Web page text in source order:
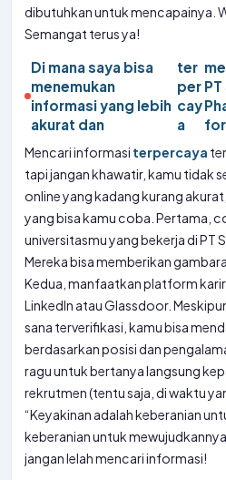
dibutuhkan untuk mencapainya.
Semangat terus ya!
Di mana saya bisa
menemukan
informasi yang lebih
akurat dan
ter
per
cay
a
Mencari informasi terpercaya
tapi jangan khawatir, kamu tidak
online yang kadang kurang
yang bisa kamu coba. Pertama,
universitasmu yang bekerja di PT
Mereka bisa memberikan
Kedua, manfaatkan platform
LinkedIn atau Glassdoor.
sana terverifikasi, kamu bisa
berdasarkan posisi dan
ragu untuk bertanya langsung
rekrutmen (tentu saja, di waktu
“Keyakinan adalah keberanian
keberanian untuk
jangan lelah mencari informasi!